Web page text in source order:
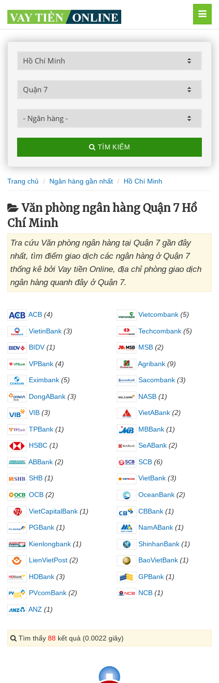
TÌM KIẾM
Trang chủ Ngân hàng gần nhất Hồ Chí Minh
Văn phòng ngân hàng Quận 7 Hồ
Chí Minh
Tra cứu Văn phòng ngân hàng tại Quận 7 gần đây
nhất, tìm điểm giao dịch các ngân hàng ở Quận 7
thống kê bởi Vay tiền Online, địa chỉ phòng giao dịch
ngân hàng quanh đây ở Quận 7.
ACB (4) Vietcombank (5)
VietinBank (3) Techcombank (5)
BIDV (1) MSB (2)
VPBank (4) Agribank (9)
Eximbank (5) Sacombank (3)
DongABank (3) NASB (1)
VIB (3) VietABank (2)
TPBank (1) MBBank (1)
HSBC (1) SeABank (2)
ABBank (2) SCB (6)
SHB (1) VietBank (3)
OCB (2) OceanBank (2)
VietCapitalBank (1) CBBank (1)
PGBank (1) NamABank (1)
Kienlongbank (1) ShinhanBank (1)
LienVietPost (2) BaoVietBank (1)
HDBank (3) GPBank (1)
PVcomBank (2) NCB (1)
ANZ (1)
Tìm thấy 88 kết quả (0.0022 giây)